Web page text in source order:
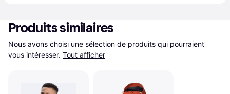
Produits similaires
Nous avons choisi une sélection de produits qui pourraient
vous intéresser. Tout afficher